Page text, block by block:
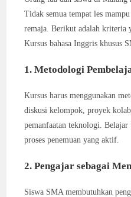
Tidak semua tempat les
remaja. Berikut adalah kriteria
Kursus bahasa Inggris khusus
1. Metodologi
Kursus harus menggunakan
diskusi kelompok, proyek
pemanfaatan teknologi.
proses penemuan yang aktif.
2. Pengajar sebagai
Siswa SMA membutuhkan